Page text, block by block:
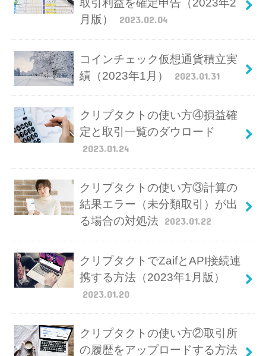
取引利益を確定申告（2023年2
月版）
2023.02.04
コインチェック仮想通貨積立実
績（2023年1月）
2023.01.31
クリプタクトの使い方④損益確
定と取引一覧のダウロード
2023.01.24
クリプタクトの使い方③計算の
結果エラー（未分類取引）が出
る場合の対処法 2023.01.22
クリプタクトでZaifとAPI接続連
携する方法（2023年1月版）
2023.01.20
クリプタクトの使い方②取引所
の履歴をアップロードする方法